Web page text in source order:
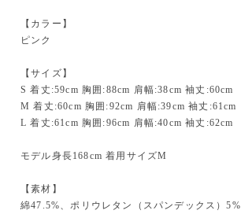
【カラー】
ピンク
【サイズ】
S 着丈:59cm 胸囲:88cm 肩幅:38cm 袖丈:60cm
M 着丈:60cm 胸囲:92cm 肩幅:39cm 袖丈:61cm
L 着丈:61cm 胸囲:96cm 肩幅:40cm 袖丈:62cm
モデル身長168cm 着用サイズM
【素材】
綿47.5%、ポリウレタン（スパンデックス）5%